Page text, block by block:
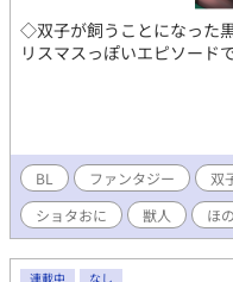
◇双子が飼うことになった
リスマスっぽいエピソード
BL ファンタジー 双
ショタおに
獣人 ほ
連載中 なし